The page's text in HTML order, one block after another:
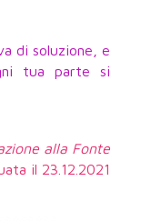
di soluzione, e
tua parte si
alla Fonte
il 23.12.2021